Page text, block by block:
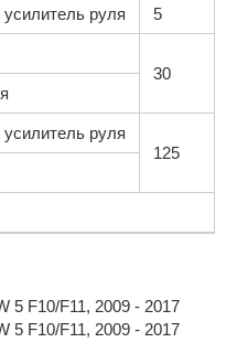
руля 5
30
руля
125